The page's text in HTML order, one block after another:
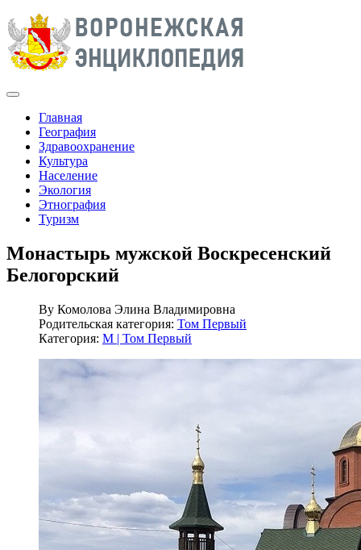
Главная
География
Здравоохранение
Культура
Население
Экология
Этнография
Туризм
Монастырь мужской Воскресенский
Белогорский
By Комолова Элина Владимировна
Родительская категория: Том Первый
Категория: М | Том Первый